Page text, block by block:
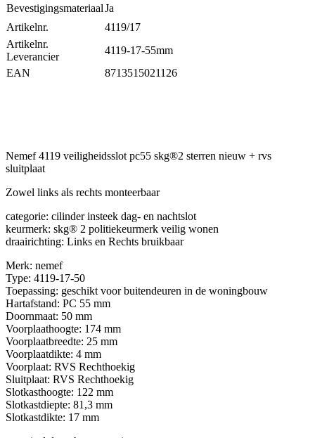
BevestigingsmateriaalJa
Artikelnr.
4119/17
Artikelnr.
Leverancier
4119-17-55mm
EAN
8713515021126
Nemef 4119 veiligheidsslot pc55 skg®2 sterren nieuw + rvs
sluitplaat
Zowel links als rechts monteerbaar
categorie: cilinder insteek dag- en nachtslot
keurmerk: skg® 2 politiekeurmerk veilig wonen
draairichting: Links en Rechts bruikbaar
Merk: nemef
Type: 4119-17-50
Toepassing: geschikt voor buitendeuren in de woningbouw
Hartafstand: PC 55 mm
Doornmaat: 50 mm
Voorplaathoogte: 174 mm
Voorplaatbreedte: 25 mm
Voorplaatdikte: 4 mm
Voorplaat: RVS Rechthoekig
Sluitplaat: RVS Rechthoekig
Slotkasthoogte: 122 mm
Slotkastdiepte: 81,3 mm
Slotkastdikte: 17 mm